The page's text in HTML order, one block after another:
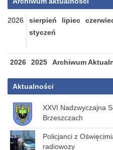
2026 sierpień lipiec
styczeń
2026 2025 Archiwum
Aktualności
XXVI Nadzwyczajna
Brzeszczach
Policjanci z
radiowozy